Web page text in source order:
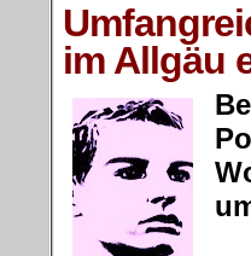
im Allgäu